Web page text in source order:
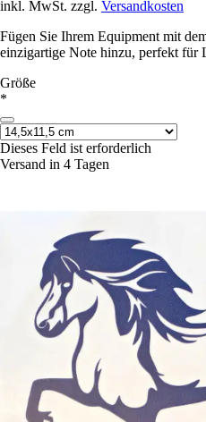
inkl. MwSt. zzgl. Versandkosten
Fügen Sie Ihrem Equipment mit
einzigartige Note hinzu, perfekt für
Größe
*
Dieses Feld ist erforderlich
Versand in 4 Tagen